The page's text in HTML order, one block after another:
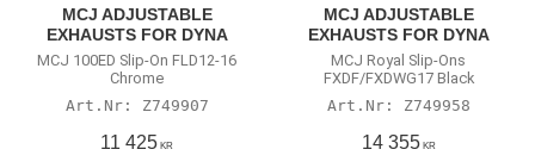
MCJ ADJUSTABLE
EXHAUSTS FOR DYNA
MCJ 100ED Slip-On FLD12-16
Chrome
Z749907
11 425 KR
MCJ ADJUSTABLE
EXHAUSTS FOR DYNA
MCJ Royal Slip-Ons
FXDF/FXDWG17 Black
Z749958
14 355KR